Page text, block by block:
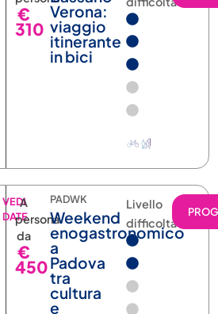
310 viaggio
itinerante
in bici
VEDI
DATE
A
persona
da
€
450
Weekend
enogastronomico
a
Padova
tra
cultura
e
degustazioni
Livello
difficoltà